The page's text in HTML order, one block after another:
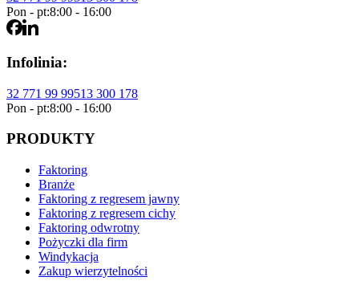
Pon - pt:8:00 - 16:00
Infolinia:
32 771 99 99513 300 178
Pon - pt:8:00 - 16:00
PRODUKTY
Faktoring
Branże
Faktoring z regresem jawny
Faktoring z regresem cichy
Faktoring odwrotny
Pożyczki dla firm
Windykacja
Zakup wierzytelności